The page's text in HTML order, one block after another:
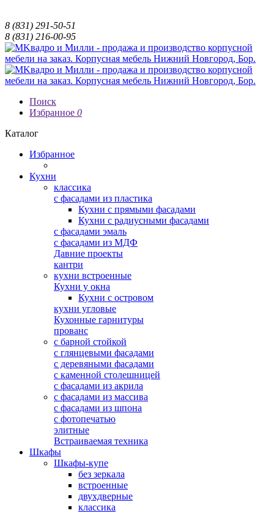
8 (831) 291-50-51
8 (831) 216-00-95
Поиск
Избранное 0
Каталог
Избранное
Кухни
классика
с фасадами из пластика
Кухни с прямыми фасадами
Кухни с радиусными фасадами
с фасадами эмаль
с фасадами из МДФ
Давние проекты
кантри
кухни встроенные
Кухни у окна
Кухни с островом
кухни угловые
Кухонные гарнитуры
прованс
с барной стойкой
с глянцевыми фасадами
с деревяными фасадами
с каменной столешницей
с фасадами из акрила
с фасадами из массива
с фасадами из шпона
с фотопечатью
элитные
Встраиваемая техника
Шкафы
Шкафы-купе
без зеркала
встроенные
двухдверные
классика